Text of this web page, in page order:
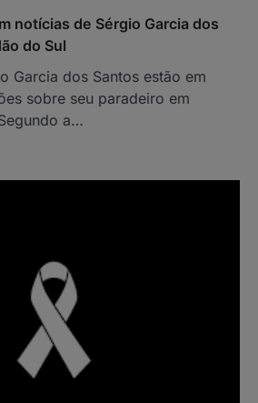
notícias de Sérgio Garcia dos
do Sul
Garcia dos Santos estão em
sobre seu paradeiro em
a…